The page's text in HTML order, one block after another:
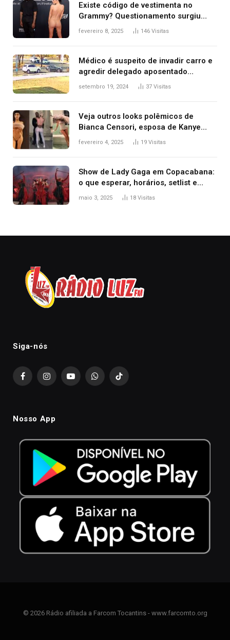
Existe código de vestimenta no
Grammy? Questionamento surgiu
após Bianca Censori, mulher de
fevereiro 8, 2025 146 Visitas
Médico é suspeito de invadir carro e
agredir delegado aposentado
durante confusão no trânsito
setembro 19, 2024 37 Visitas
Veja outros looks polêmicos de
Bianca Censori, esposa de Kanye
West que apareceu nua no Grammy
fevereiro 4, 2025 19 Visitas
Show de Lady Gaga em Copacabana:
o que esperar, horários, setlist e
onde assistir
maio 3, 2025 18 Visitas
Siga-nós
FacebookInstagramYouTubeWhatsAppTikTok
Nosso App
© 2026 Rádio afiliada a Farcom Tocantins - www.farcomto.org